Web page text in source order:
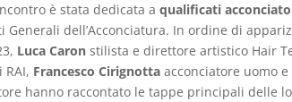
è stata dedicata aqualificati
Generali dell’Acconciatura. In ordine di
Luca Caron stilista e direttore artistico Hair
Francesco Cirignotta acconciatore uomo
hanno raccontato le tappe principali delle